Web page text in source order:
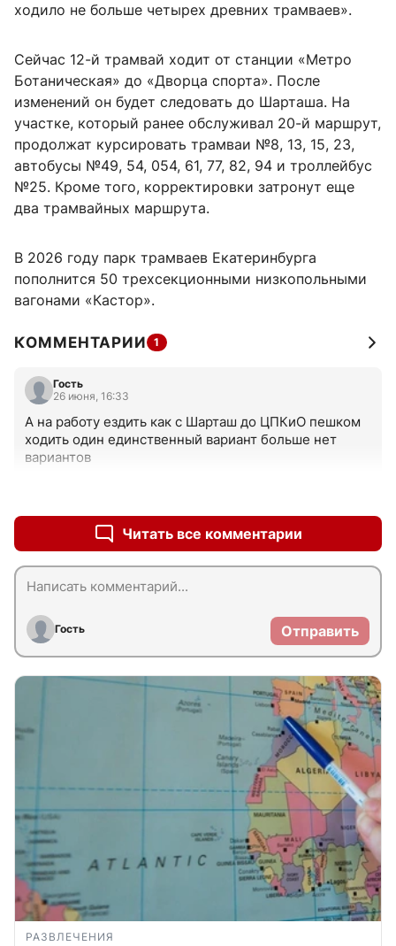
ходило не больше четырех древних трамваев».
Сейчас 12-й трамвай ходит от станции «Метро
Ботаническая» до «Дворца спорта». После
изменений он будет следовать до Шарташа. На
участке, который ранее обслуживал 20-й маршрут,
продолжат курсировать трамваи №8, 13, 15, 23,
автобусы №49, 54, 054, 61, 77, 82, 94 и троллейбус
№25. Кроме того, корректировки затронут еще
два трамвайных маршрута.
В 2026 году парк трамваев Екатеринбурга
пополнится 50 трехсекционными низкопольными
вагонами «Кастор».
КОММЕНТАРИИ 1
Гость
26 июня, 16:33
А на работу ездить как с Шарташ до ЦПКиО пешком
ходить один единственный вариант больше нет
вариантов
Читать все комментарии
Гость Отправить
РАЗВЛЕЧЕНИЯ